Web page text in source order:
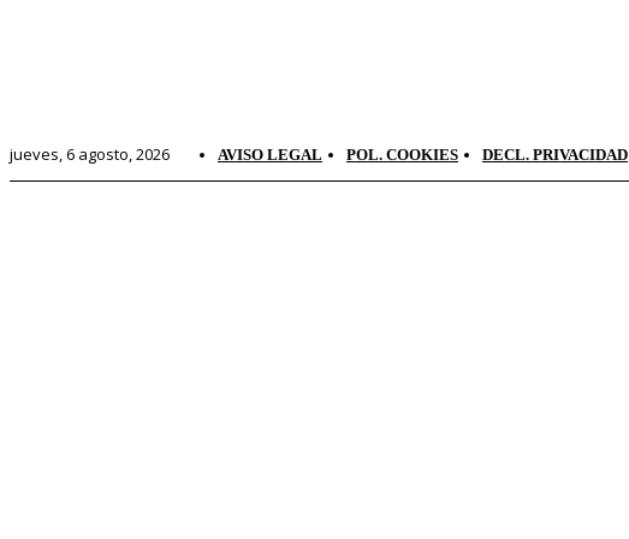
jueves, 6 agosto, 2026 AVISO LEGAL POL. COOKIES DECL. PRIVACIDAD